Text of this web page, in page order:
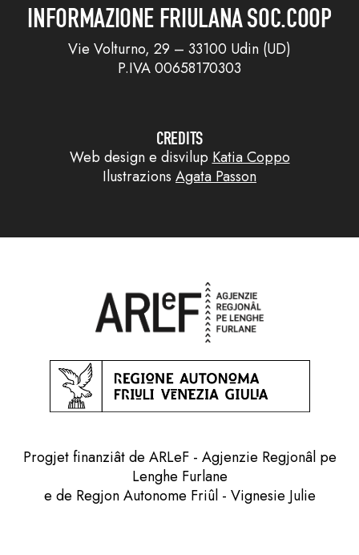
INFORMAZIONE FRIULANA SOC.COOP
Vie Volturno, 29 – 33100 Udin (UD)
P.IVA 00658170303
CREDITS
Web design e disvilup Katia Coppo
Ilustrazions Agata Passon
Progjet finanziât de ARLeF - Agjenzie Regjonâl pe
Lenghe Furlane
e de Regjon Autonome Friûl - Vignesie Julie